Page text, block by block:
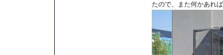
たので、また何かあれ